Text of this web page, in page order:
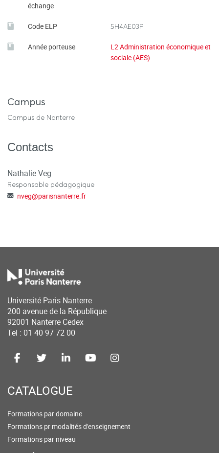
échange
Code ELP 5H4AE03P
Année porteuse
L2 Administration économique et
sociale (AES)
Campus
Campus de Nanterre
Contacts
Nathalie Veg
Responsable pédagogique
nveg@parisnanterre.fr
Université Paris Nanterre
200 avenue de la République
92001 Nanterre Cedex
Tel : 01 40 97 72 00
CATALOGUE
Formations par domaine
Formations pr modalités d'enseignement
Formations par niveau